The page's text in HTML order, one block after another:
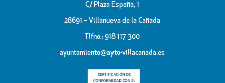
C/ Plaza España, 1
28691 – Villanueva de la Cañada
Tlfno.: 918 117 300
ayuntamiento@ayto-villacanada.es